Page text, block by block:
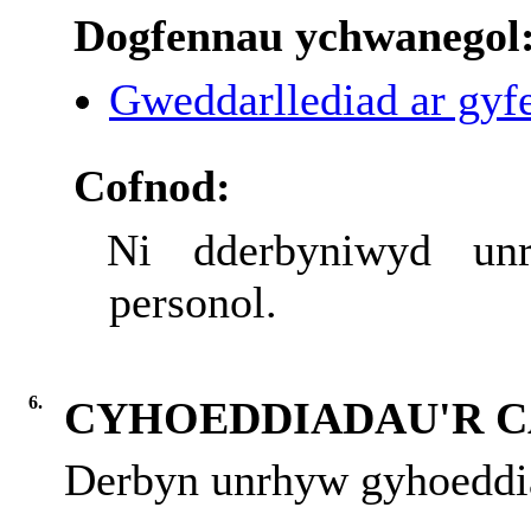
Dogfennau
Gweddarllediad ar
Cofnod:
Ni dderbyniwyd
personol.
6.
CYHOEDDIADAU'R
Derbyn unrhyw